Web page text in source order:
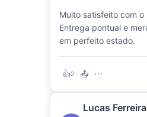
Muito satisfeito com o
Entrega pontual e
em perfeito estado.
👍2 📤 ⋯
Lucas Ferreira